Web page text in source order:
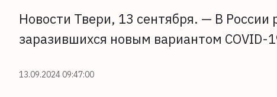
Новости Твери, 13 сентября. — В России
заразившихся новым вариантом COVID-
13.09.2024 09:47:00